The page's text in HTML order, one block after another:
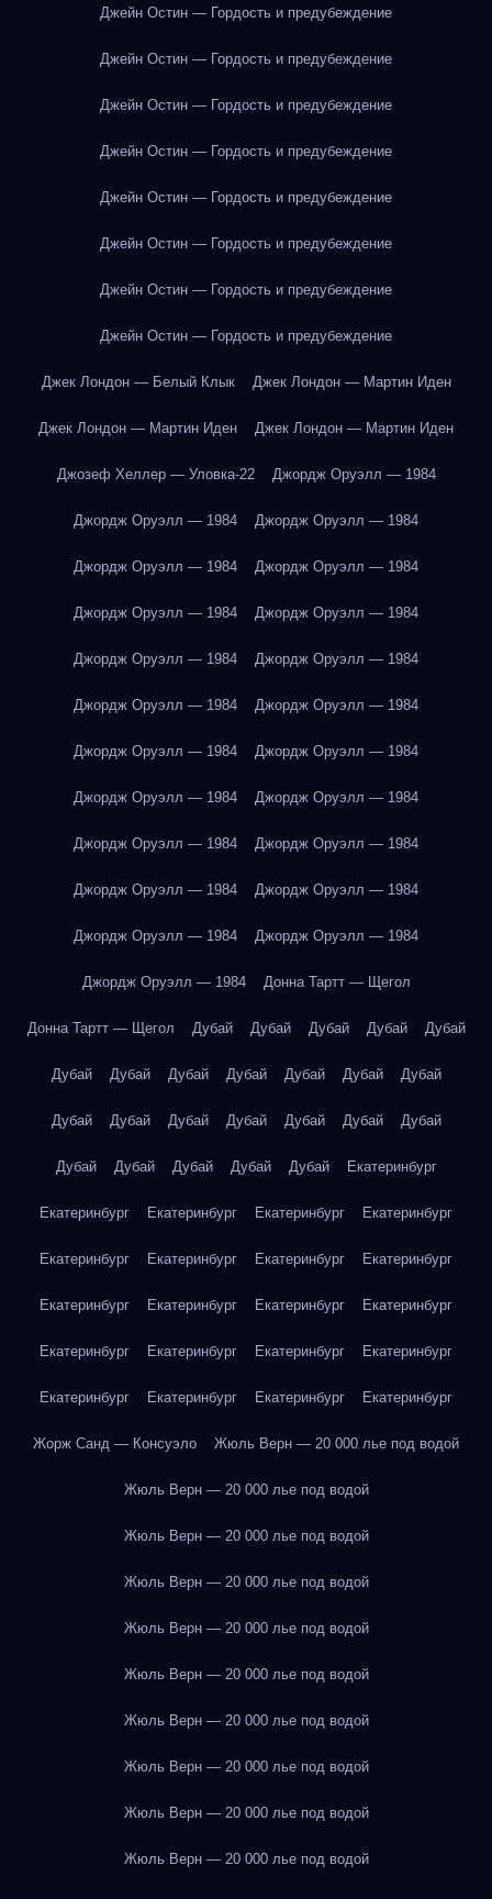
Джейн Остин — Гордость и предубеждение
Джейн Остин — Гордость и предубеждение
Джейн Остин — Гордость и предубеждение
Джейн Остин — Гордость и предубеждение
Джейн Остин — Гордость и предубеждение
Джейн Остин — Гордость и предубеждение
Джейн Остин — Гордость и предубеждение
Джейн Остин — Гордость и предубеждение
Джек Лондон — Белый Клык Джек Лондон — Мартин Иден
Джек Лондон — Мартин Иден Джек Лондон — Мартин Иден
Джозеф Хеллер — Уловка-22 Джордж Оруэлл — 1984
Джордж Оруэлл — 1984 Джордж Оруэлл — 1984
Джордж Оруэлл — 1984 Джордж Оруэлл — 1984
Джордж Оруэлл — 1984 Джордж Оруэлл — 1984
Джордж Оруэлл — 1984 Джордж Оруэлл — 1984
Джордж Оруэлл — 1984 Джордж Оруэлл — 1984
Джордж Оруэлл — 1984 Джордж Оруэлл — 1984
Джордж Оруэлл — 1984 Джордж Оруэлл — 1984
Джордж Оруэлл — 1984 Джордж Оруэлл — 1984
Джордж Оруэлл — 1984 Джордж Оруэлл — 1984
Джордж Оруэлл — 1984 Джордж Оруэлл — 1984
Джордж Оруэлл — 1984 Донна Тартт — Щегол
Донна Тартт — Щегол Дубай Дубай Дубай Дубай Дубай
Дубай Дубай Дубай Дубай Дубай Дубай Дубай
Дубай Дубай Дубай Дубай Дубай Дубай Дубай
Дубай Дубай Дубай Дубай Дубай Екатеринбург
Екатеринбург Екатеринбург Екатеринбург Екатеринбург
Екатеринбург Екатеринбург Екатеринбург Екатеринбург
Екатеринбург Екатеринбург Екатеринбург Екатеринбург
Екатеринбург Екатеринбург Екатеринбург Екатеринбург
Екатеринбург Екатеринбург Екатеринбург Екатеринбург
Жорж Санд — Консуэло Жюль Верн — 20 000 лье под водой
Жюль Верн — 20 000 лье под водой
Жюль Верн — 20 000 лье под водой
Жюль Верн — 20 000 лье под водой
Жюль Верн — 20 000 лье под водой
Жюль Верн — 20 000 лье под водой
Жюль Верн — 20 000 лье под водой
Жюль Верн — 20 000 лье под водой
Жюль Верн — 20 000 лье под водой
Жюль Верн — 20 000 лье под водой